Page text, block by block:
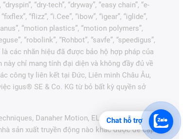
“dry-tech”, “dryway”, “easy chain”, “e-
“flizz”, “i.Cee”, “ibow”, “igear”, “iglide”,
“motion plastics”, “motion polymers”,
“robolink”, “Rohbot”, “savfe”, “speedigus”,
là các nhãn hiệu đã được bảo hộ hợp pháp của
chỉ mang tính đại diện và không đầy đủ về
công ty liên kết tại Đức, Liên minh Châu Âu,
igus® SE & Co. KG từ bỏ bất kỳ quyền sở
Danaher Motion, ELAU, FAGOR,
sản xuất truyền động nào khác được đề cập
Chat hỗ trợ